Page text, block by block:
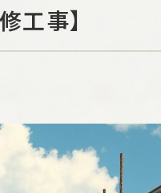
工事】